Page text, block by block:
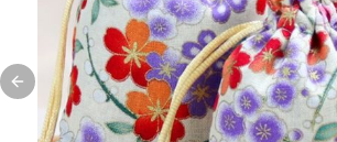
Previous slide